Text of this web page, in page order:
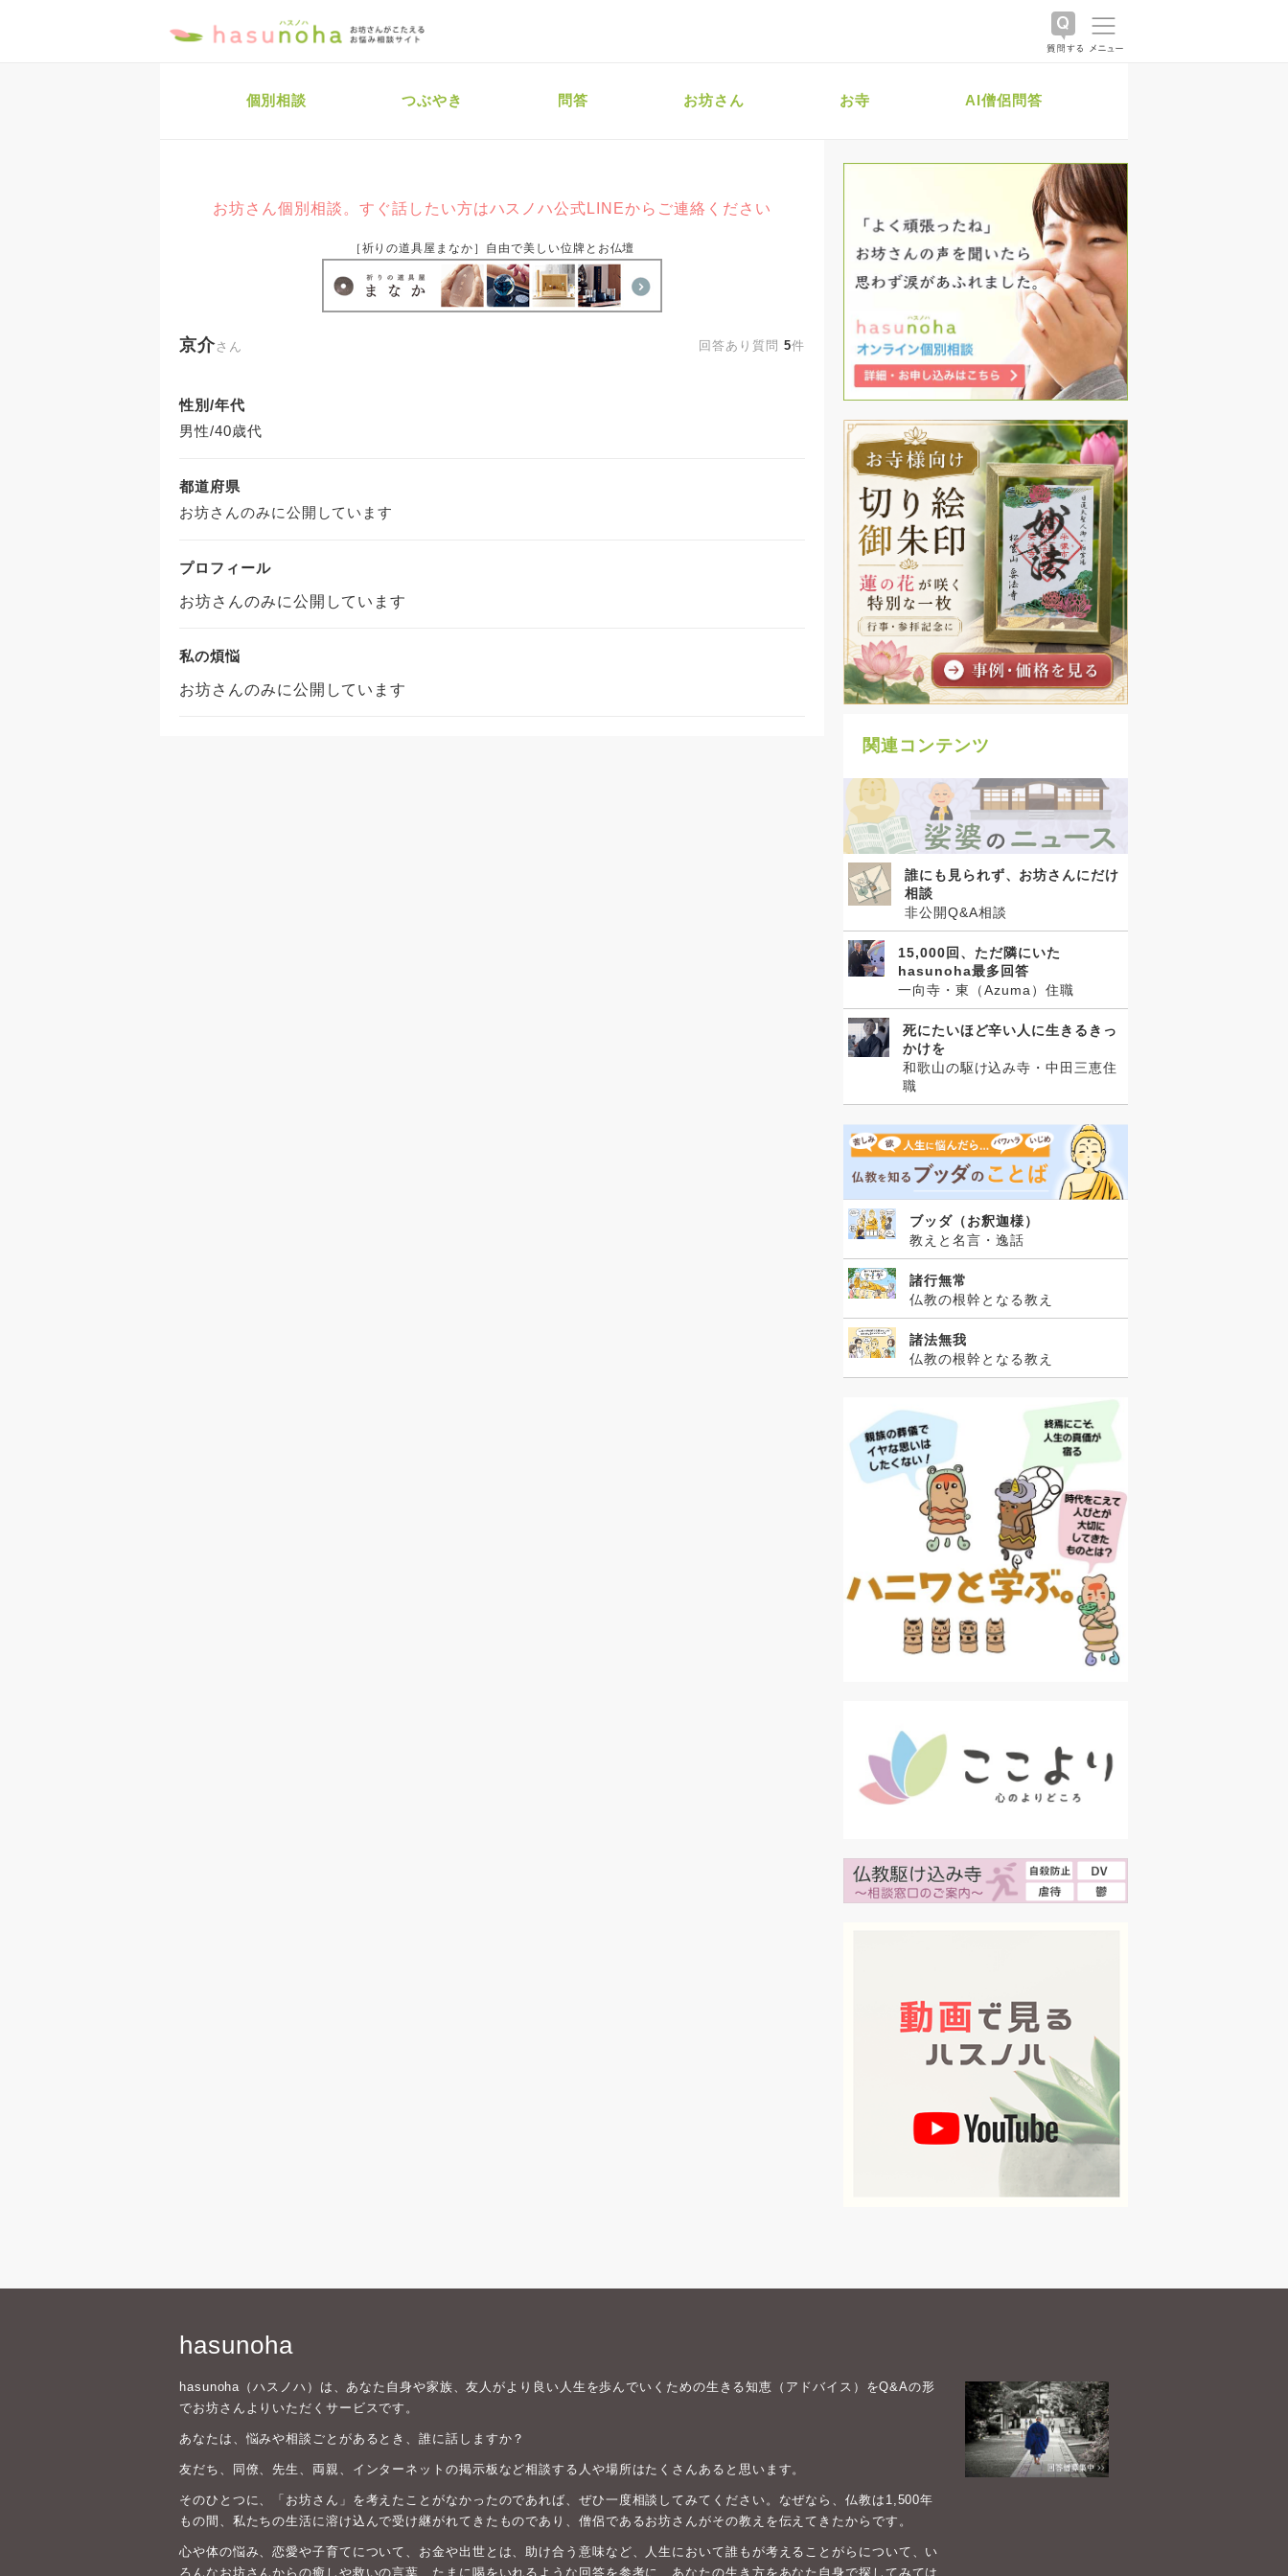
個別相談 つぶやき 問答 お坊さん お寺 AI僧侶問答
お坊さん個別相談。すぐ話したい方はハスノハ公式LINEからご連絡ください
［祈りの道具屋まなか］自由で美しい位牌とお仏壇
京介さん 回答あり質問5件
性別/年代
男性/40歳代
都道府県
お坊さんのみに公開しています
プロフィール
お坊さんのみに公開しています
私の煩悩
お坊さんのみに公開しています
関連コンテンツ
誰にも見られず、お坊さんにだけ
相談
非公開Q&A相談
15,000回、ただ隣にいた
hasunoha最多回答
一向寺・東（Azuma）住職
死にたいほど辛い人に生きるきっ
かけを
和歌山の駆け込み寺・中田三恵住
職
ブッダ（お釈迦様）
教えと名言・逸話
諸行無常
仏教の根幹となる教え
諸法無我
仏教の根幹となる教え
hasunoha
hasunoha（ハスノハ）は、あなた自身や家族、友人がより良い人生を歩んでいくための生きる知恵（アドバイス）をQ&Aの形
でお坊さんよりいただくサービスです。
あなたは、悩みや相談ごとがあるとき、誰に話しますか？
友だち、同僚、先生、両親、インターネットの掲示板など相談する人や場所はたくさんあると思います。
そのひとつに、「お坊さん」を考えたことがなかったのであれば、ぜひ一度相談してみてください。なぜなら、仏教は1,500年
もの間、私たちの生活に溶け込んで受け継がれてきたものであり、僧侶であるお坊さんがその教えを伝えてきたからです。
心や体の悩み、恋愛や子育てについて、お金や出世とは、助け合う意味など、人生において誰もが考えることがらについて、い
ろんなお坊さんからの癒しや救いの言葉、たまに喝をいれるような回答を参考に、あなたの生き方をあなた自身で探してみては